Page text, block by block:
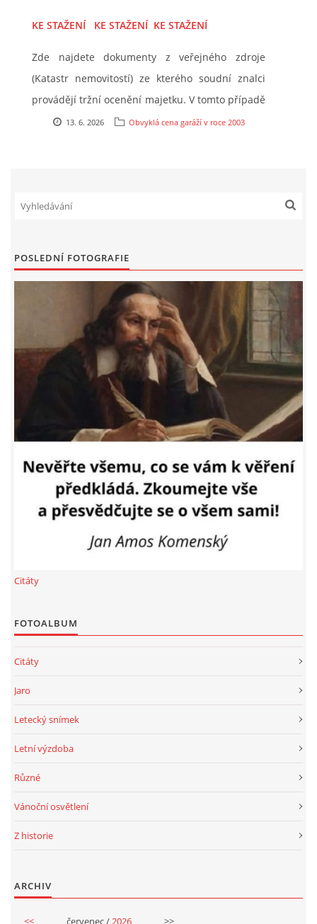
A-NÁVRH NAROVNÁNÍ BD
TRESTNÍ OZNÁMENÍ
SMLOUVY O SDRUŽENÍ
DŮLEŽITÁ TELEFONNÍ ČÍSLA
MOHLO BY SE VÁM HODIT!
VIDEO
FOTOALBUM
© 2026 eStránky.cz |RSS
KE STAŽENÍ KE STAŽENÍ KE STAŽENÍ
Zde najdete dokumenty z veřejného zdroje
(Katastr nemovitostí) ze kterého soudní znalci
provádějí tržní ocenění majetku. V tomto případě
garáží přímo na Podlesí (Carioca) z roku 2002.
Kč!!!
Nikoliv 179.000,- Kč (což byl pouhý nájem), jak
Vám tvrdili garážníci a speciálně pan Surovič (na
členské schůzi 1. 2. 2024).
Tito lidé používali k Vašemu ovlivnění nepravdy
jen proto, aby se na Váš úkor nemravně
13. 6. 2026 Obvyklá cena garáží v roce 2003
POSLEDNÍ FOTOGRAFIE
Citáty
FOTOALBUM
Citáty
Jaro
Letecký snímek
Letní výzdoba
Různé
Vánoční osvětlení
Z historie
ARCHIV
<< červenec / 2026 >>